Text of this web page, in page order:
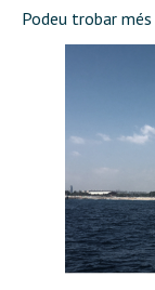
Podeu trobar